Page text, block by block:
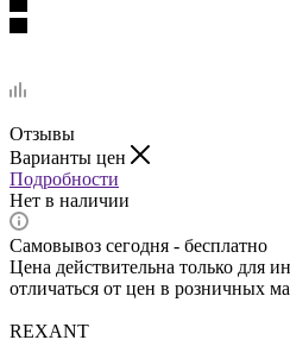
Отзывы
Варианты цен
Подробности
Нет в наличии
Самовывоз сегодня - бесплатно
Цена действительна только для
отличаться от цен в розничных
REXANT